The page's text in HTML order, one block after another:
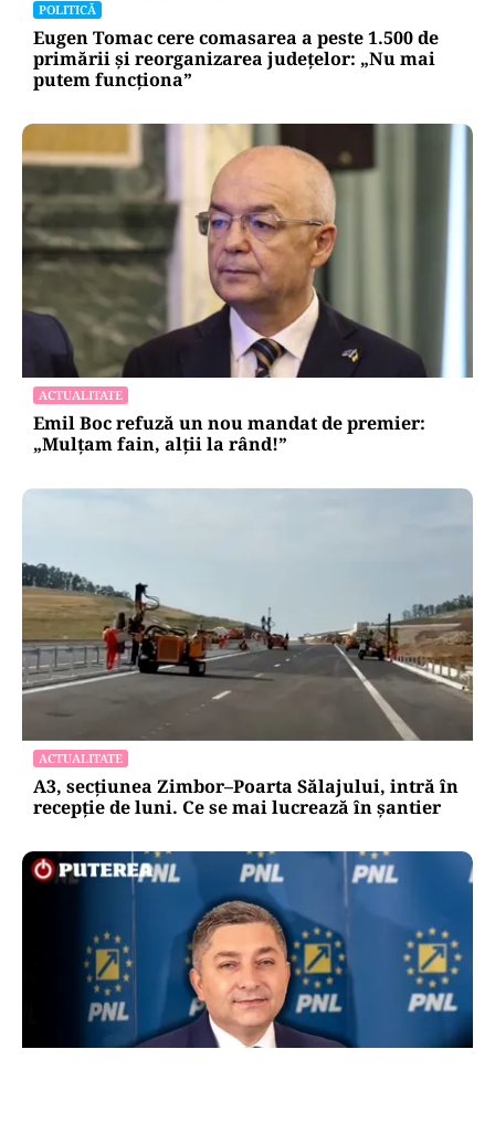
POLITICĂ
Eugen Tomac cere comasarea a peste 1.500 de
primării și reorganizarea județelor: „Nu mai
putem funcționa”
ACTUALITATE
Emil Boc refuză un nou mandat de premier:
„Mulțam fain, alții la rând!”
ACTUALITATE
A3, secțiunea Zimbor–Poarta Sălajului, intră în
recepție de luni. Ce se mai lucrează în șantier